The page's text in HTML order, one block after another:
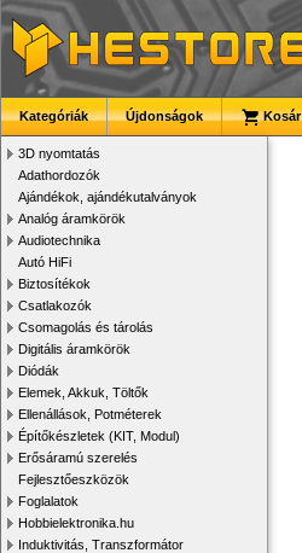
Kategóriák Újdonságok Kosár
3D nyomtatás
Adathordozók
Ajándékok, ajándékutalványok
Analóg áramkörök
Audiotechnika
Autó HiFi
Biztosítékok
Csatlakozók
Csomagolás és tárolás
Digitális áramkörök
Diódák
Elemek, Akkuk, Töltők
Ellenállások, Potméterek
Építőkészletek (KIT, Modul)
Erősáramú szerelés
Fejlesztőeszközök
Foglalatok
Hobbielektronika.hu
Induktivitás, Transzformátor